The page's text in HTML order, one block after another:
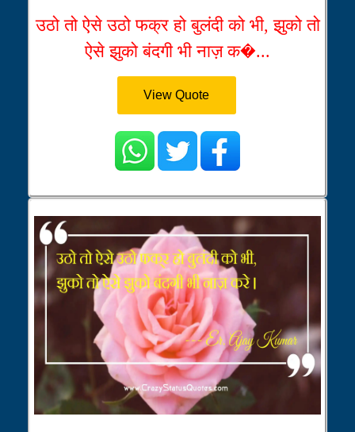
उठो तो ऐसे उठो फक्र हो बुलंदी को भी, झुको तो
ऐसे झुको बंदगी भी नाज़ क�...
View Quote